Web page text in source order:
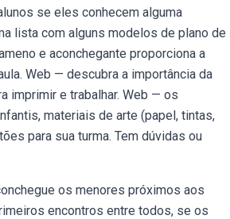
se eles conhecem alguma
lista com alguns modelos de plano de
e aconchegante proporciona a
Web — descubra a importância da
imprimir e trabalhar. Web — os
materiais de arte (papel, tintas,
para sua turma. Tem dúvidas ou
os menores próximos aos
encontros entre todos, se os